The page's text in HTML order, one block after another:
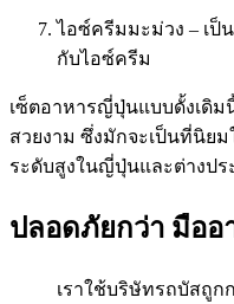
ไอซ์ครีมมะม่วง – เป็
กับไอซ์ครีม
เซ็ตอาหารญี่ปุ่นแบบดั้งเดิ
สวยงาม ซึ่งมักจะเป็นที่นิย
ระดับสูงในญี่ปุ่นและต่างปร
ปลอดภัยกว่า มืออ
เราใช้บริษัทรถบัสถูก